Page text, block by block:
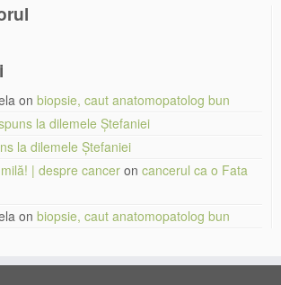
on biopsie, caut anatomopatolog bun
la dilemele Ștefaniei
la dilemele Ștefaniei
| despre cancer on cancerul ca o Fata
on biopsie, caut anatomopatolog bun